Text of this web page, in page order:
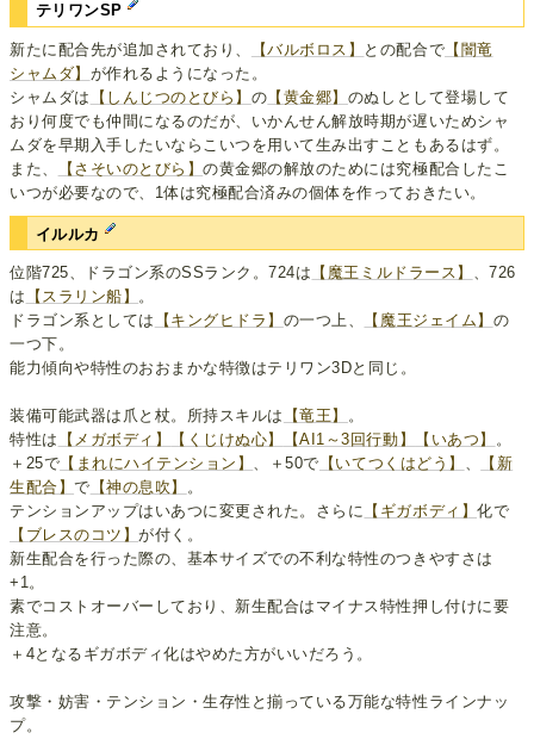
テリワンSP
新たに配合先が追加されており、 【バルボロス】 との配合で 【闇竜
シャムダ】 が作れるようになった。
シャムダは
【しんじつのとびら】 の 【黄金郷】 のぬしとして登場して
おり何度でも仲間になるのだが、いかんせん解放時期が遅いためシャ
ムダを早期入手したいならこいつを用いて生み出すこともあるはず。
また、
【さそいのとびら】の黄金郷の解放のためには究極配合したこ
いつが必要なので、1体は究極配合済みの個体を作っておきたい。
イルルカ
位階725、ドラゴン系のSSランク。724は 【魔王ミルドラース】 、726
は
【スラリン船】 。
ドラゴン系としては
【キングヒドラ】 の一つ上、 【魔王ジェイム】 の
一つ下。
能力傾向や特性のおおまかな特徴はテリワン3Dと同じ。
装備可能武器は爪と杖。所持スキルは 【竜王】 。
特性は
【メガボディ】 【くじけぬ心】 【AI1～3回行動】 【いあつ】 。
＋25で 【まれにハイテンション】 、＋50で 【いてつくはどう】 、
【新
生配合】で 【神の息吹】 。
テンションアップはいあつに変更された。さらに 【ギガボディ】化で
【ブレスのコツ】が付く。
新生配合を行った際の、基本サイズでの不利な特性のつきやすさは
+1。
素でコストオーバーしており、新生配合はマイナス特性押し付けに要
注意。
＋4となるギガボディ化はやめた方がいいだろう。
攻撃・妨害・テンション・生存性と揃っている万能な特性ラインナッ
プ。